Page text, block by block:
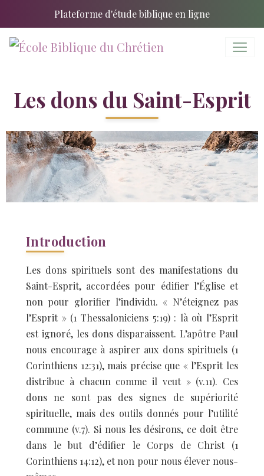
Plateforme d'étude biblique en ligne
Les dons du Saint-Esprit
Introduction
Les dons spirituels sont des manifestations du
Saint-Esprit, accordées pour édifier l’Église et
non pour glorifier l’individu. « N’éteignez pas
l’Esprit » (1 Thessaloniciens 5:19) : là où l’Esprit
est ignoré, les dons disparaissent. L’apôtre Paul
nous encourage à aspirer aux dons spirituels (1
Corinthiens 12:31), mais précise que « l’Esprit les
distribue à chacun comme il veut » (v.11). Ces
dons ne sont pas des signes de supériorité
spirituelle, mais des outils donnés pour l’utilité
commune (v.7). Si nous les désirons, ce doit être
dans le but d’édifier le Corps de Christ (1
Corinthiens 14:12), et non pour nous élever nous-